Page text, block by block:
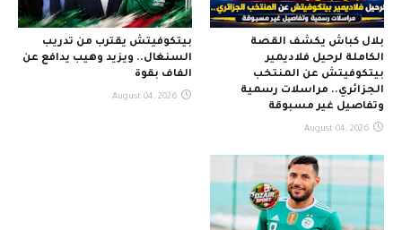
بلال كباش يكشف القصة
الكاملة لرحيل فلاديمير
بيتكوفيتش عن المنتخب
الجزائري.. مراسلات رسمية
وتفاصيل غير مسبوقة
August 04, 2026
بيتكوفيتش يقترب من تدريب
السنغال.. ويزيد وهيب يدافع عن
الفاف بقوة
August 04, 2026